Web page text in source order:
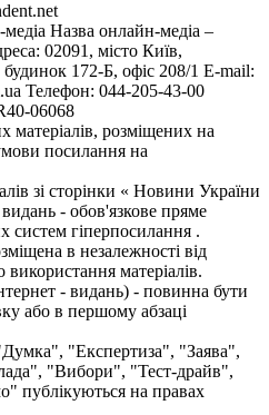
Назва онлайн-медіа –
02091, місто Київ,
172-Б, офіс 208/1 E-mail:
Телефон: 044-205-43-00
06068
матеріалів, розміщених на
посилання на
зі сторінки « Новини України
видань - обов'язкове пряме
систем гіперпосилання .
в незалежності від
матеріалів.
- видань) - повинна бути
або в першому абзаці
"Експертиза", "Заява",
"Вибори", "Тест-драйв",
публікуються на правах